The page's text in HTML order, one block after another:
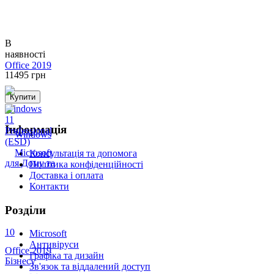
В
наявності
11495 грн
Купити
Windows
11
Professional
(ESD)
Інформація
Консультація та допомога
Політика конфіденційності
Доставка і оплата
Контакти
Розділи
Microsoft
Антивіруси
Графіка та дизайн
Зв'язок та віддалений доступ